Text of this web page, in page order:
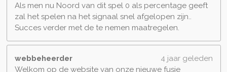
Als men nu Noord van dit spel 0 als percentage geeft
zal het spelen na het signaal snel afgelopen zijn..
Succes verder met de te nemen maatregelen.
webbeheerder
4 jaar geleden
Welkom op de website van onze nieuwe fusie